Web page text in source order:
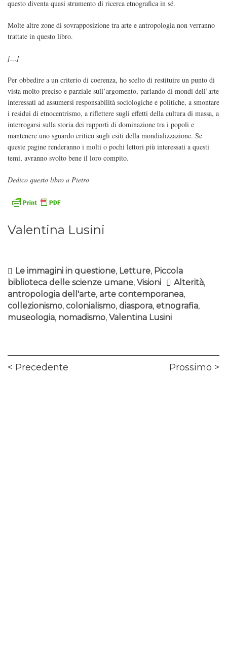
questo diventa quasi strumento di ricerca etnografica in sé.
Molte altre zone di sovrapposizione tra arte e antropologia non verranno
trattate in questo libro.
[…]
Per obbedire a un criterio di coerenza, ho scelto di restituire un punto di
vista molto preciso e parziale sull’argomento, parlando di mondi dell’arte
interessati ad assumersi responsabilità sociologiche e politiche, a smontare
i residui di etnocentrismo, a riflettere sugli effetti della cultura di massa, a
interrogarsi sulla storia dei rapporti di dominazione tra i popoli e
mantenere uno sguardo critico sugli esiti della mondializzazione. Se
queste pagine renderanno i molti o pochi lettori più interessati a questi
temi, avranno svolto bene il loro compito.
Dedico questo libro a Pietro
Valentina Lusini
Le immagini in questione, Letture, Piccola
biblioteca delle scienze umane, Visioni Alterità,
antropologia dell'arte, arte contemporanea,
collezionismo, colonialismo, diaspora, etnografia,
museologia, nomadismo, Valentina Lusini
Navigazione
Precedente Prossimo